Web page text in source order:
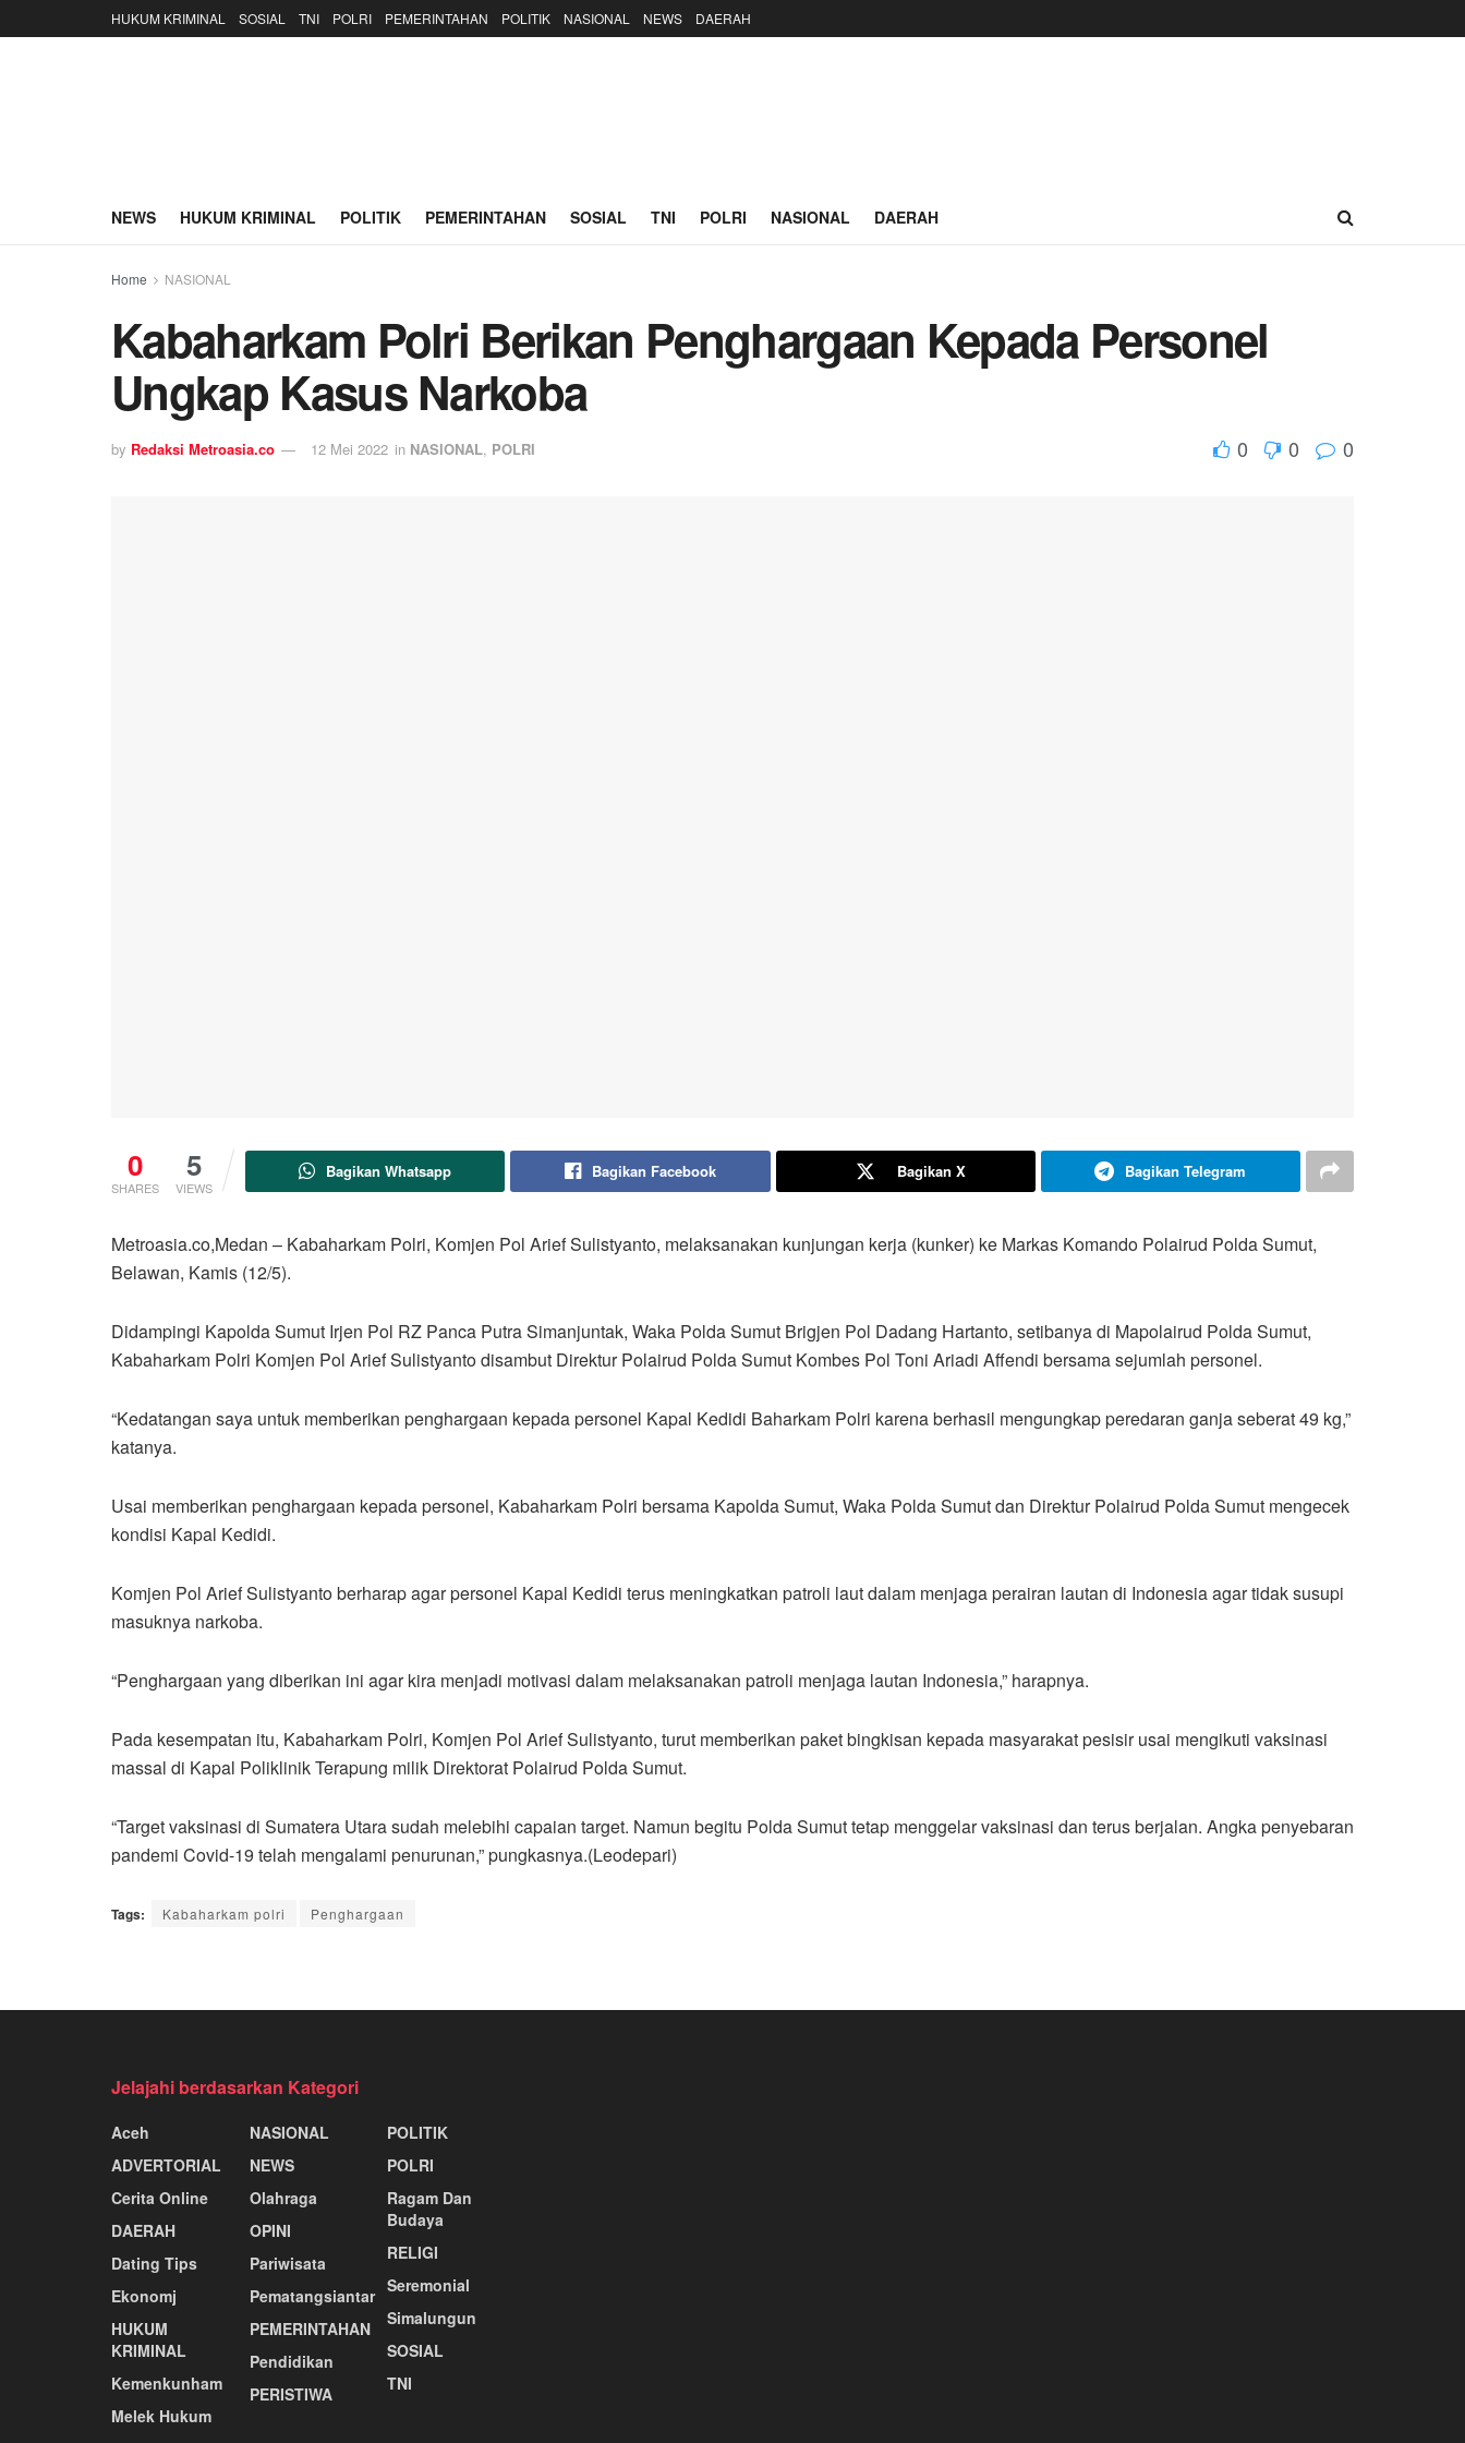
HUKUM KRIMINAL SOSIAL TNI POLRI PEMERINTAHAN POLITIK NASIONAL NEWS DAERAH
NEWS HUKUM KRIMINAL POLITIK PEMERINTAHAN SOSIAL TNI POLRI NASIONAL DAERAH
Home NASIONAL
Kabaharkam Polri Berikan Penghargaan Kepada Personel
Ungkap Kasus Narkoba
by Redaksi Metroasia.co 12 Mei 2022 in NASIONAL, POLRI 0 0 0
0
SHARES
5
VIEWS
Bagikan Whatsapp Bagikan Facebook Bagikan X Bagikan Telegram
Metroasia.co,Medan – Kabaharkam Polri, Komjen Pol Arief Sulistyanto, melaksanakan kunjungan kerja (kunker) ke Markas Komando Polairud Polda Sumut,
Belawan, Kamis (12/5).
Didampingi Kapolda Sumut Irjen Pol RZ Panca Putra Simanjuntak, Waka Polda Sumut Brigjen Pol Dadang Hartanto, setibanya di Mapolairud Polda Sumut,
Kabaharkam Polri Komjen Pol Arief Sulistyanto disambut Direktur Polairud Polda Sumut Kombes Pol Toni Ariadi Affendi bersama sejumlah personel.
“Kedatangan saya untuk memberikan penghargaan kepada personel Kapal Kedidi Baharkam Polri karena berhasil mengungkap peredaran ganja seberat 49 kg,”
katanya.
Usai memberikan penghargaan kepada personel, Kabaharkam Polri bersama Kapolda Sumut, Waka Polda Sumut dan Direktur Polairud Polda Sumut mengecek
kondisi Kapal Kedidi.
Komjen Pol Arief Sulistyanto berharap agar personel Kapal Kedidi terus meningkatkan patroli laut dalam menjaga perairan lautan di Indonesia agar tidak susupi
masuknya narkoba.
“Penghargaan yang diberikan ini agar kira menjadi motivasi dalam melaksanakan patroli menjaga lautan Indonesia,” harapnya.
Pada kesempatan itu, Kabaharkam Polri, Komjen Pol Arief Sulistyanto, turut memberikan paket bingkisan kepada masyarakat pesisir usai mengikuti vaksinasi
massal di Kapal Poliklinik Terapung milik Direktorat Polairud Polda Sumut.
“Target vaksinasi di Sumatera Utara sudah melebihi capaian target. Namun begitu Polda Sumut tetap menggelar vaksinasi dan terus berjalan. Angka penyebaran
pandemi Covid-19 telah mengalami penurunan,” pungkasnya.(Leodepari)
Tags: Kabaharkam polri Penghargaan
Jelajahi berdasarkan Kategori
Aceh
ADVERTORIAL
Cerita Online
DAERAH
Dating Tips
Ekonomj
HUKUM
KRIMINAL
Kemenkunham
Melek Hukum
NASIONAL
NEWS
Olahraga
OPINI
Pariwisata
Pematangsiantar
PEMERINTAHAN
Pendidikan
PERISTIWA
POLITIK
POLRI
Ragam Dan
Budaya
RELIGI
Seremonial
Simalungun
SOSIAL
TNI